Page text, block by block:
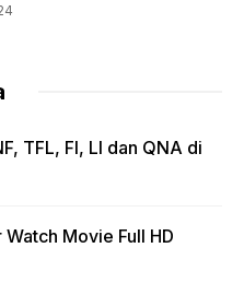
TFL, FI, LI dan QNA di
Movie Full HD